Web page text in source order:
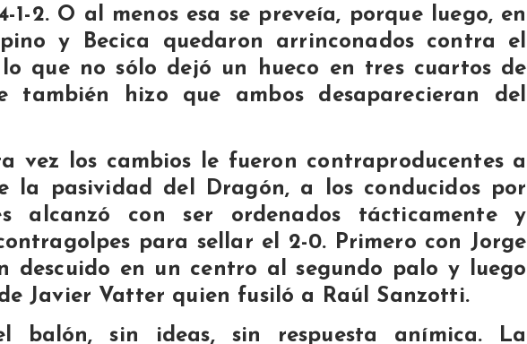
1-2. O al menos esa se preveía, porque luego, en
y Becica quedaron arrinconados contra el
que no sólo dejó un hueco en tres cuartos de
también hizo que ambos desaparecieran del
vez los cambios le fueron contraproducentes a
la pasividad del Dragón, a los conducidos por
alcanzó con ser ordenados tácticamente y
para sellar el 2-0. Primero con Jorge
descuido en un centro al segundo palo y luego
Javier Vatter quien fusiló a Raúl Sanzotti.
balón, sin ideas, sin respuesta anímica. La